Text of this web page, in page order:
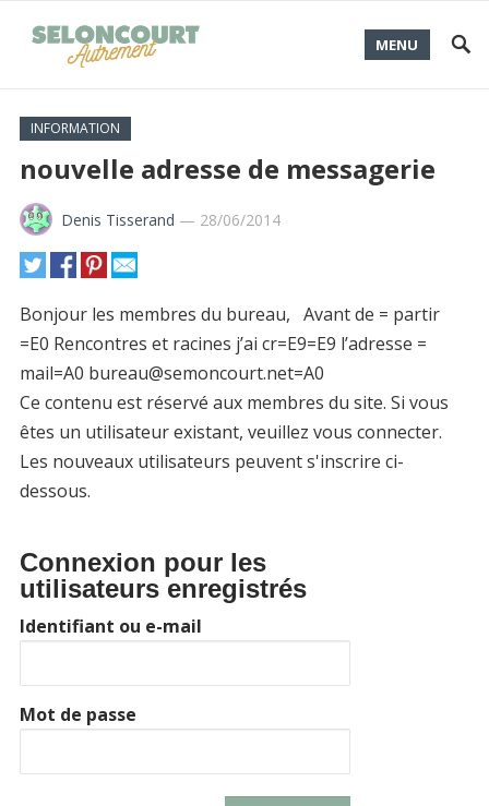
MENU
INFORMATION
nouvelle adresse de messagerie
Denis Tisserand — 28/06/2014
Bonjour les membres du bureau, Avant de = partir
=E0 Rencontres et racines j’ai cr=E9=E9 l’adresse =
mail=A0 bureau@semoncourt.net=A0
Ce contenu est réservé aux membres du site. Si vous
êtes un utilisateur existant, veuillez vous connecter.
Les nouveaux utilisateurs peuvent s'inscrire ci-
dessous.
Connexion pour les
utilisateurs enregistrés
Identifiant ou e-mail
Mot de passe